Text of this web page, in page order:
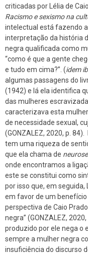
criticadas por Lélia de
Racismo e sexismo na
intelectual está fazendo
interpretação da história
negra qualificada como
“como é que a gente
e tudo em cima?”. (idem
algumas passagens do
(1942) e lá ela identifica
das mulheres
caracterizava esta
de necessidade sexual,
(GONZALEZ, 2020, p.
tem uma riqueza de
que ela chama de
onde encontramos a
este se constitui como
por isso que, em
em favor de um
perspectiva de Caio
negra” (GONZALEZ,
produzido por ele nega o
sempre a mulher negra
insuficiência do discurso